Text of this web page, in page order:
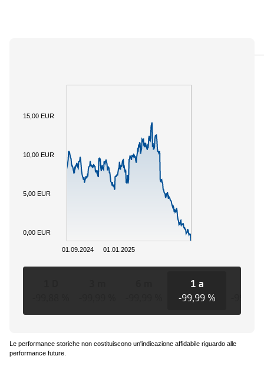
01.09.2024 01.01.2025
0,00 EUR
5,00 EUR
10,00 EUR
15,00 EUR
1 a
-99,99 %
Le performance storiche non costituiscono un'indicazione affidabile riguardo alle
performance future.